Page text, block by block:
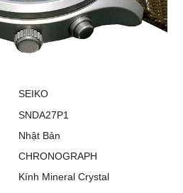
SEIKO
SNDA27P1
Nhật Bản
CHRONOGRAPH
Kính Mineral Crystal